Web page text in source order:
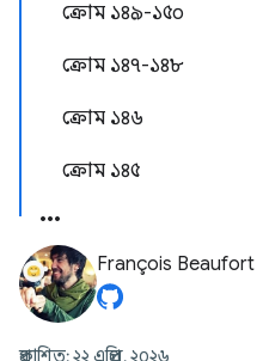
ক্রোম ১৪৯-১৫০
ক্রোম ১৪৭-১৪৮
ক্রোম ১৪৬
ক্রোম ১৪৫
François Beaufort
প্রকাশিত: ২২ এপ্রিল, ২০২৬